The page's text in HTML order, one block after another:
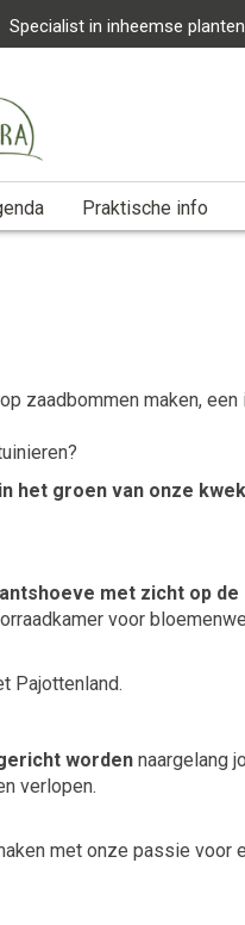
Specialist in inheemse
Praktische info
zaadbommen maken,
het groen van onze
met zicht op
voor
Pajottenland.
worden naargelang
verlopen.
met onze passie voor